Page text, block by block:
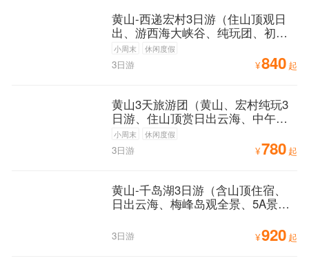
黄山-西递宏村3日游（住山顶观日
出、游西海大峡谷、纯玩团、初到
黄山必游路线）
小周末 休闲度假
¥840 起
3日游
黄山3天旅游团（黄山、宏村纯玩3
日游、住山顶赏日出云海、中午发
团、高铁站可接）
小周末 休闲度假
¥780 起
3日游
黄山-千岛湖3日游（含山顶住宿、
日出云海、梅峰岛观全景、5A景点
¥920 起
3日游